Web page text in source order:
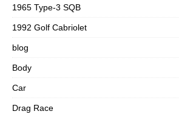
1965 Type-3 SQB
1992 Golf Cabriolet
blog
Body
Car
Drag Race